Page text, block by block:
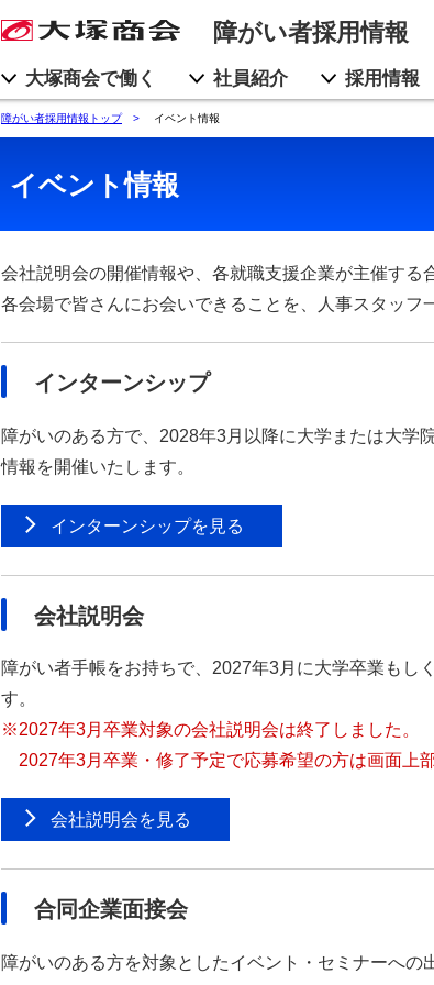
障がい者採用情報
大塚商会で働く 社員紹介 採用情報
イベント情報
障がい者採用情報トップ イベント情報
会社説明会の開催情報や、各就職支援企業が主催する
各会場で皆さんにお会いできることを、人事スタッフ
インターンシップ
障がいのある方で、2028年3月以降に大学または大学
情報を開催いたします。
インターンシップを見る
会社説明会
障がい者手帳をお持ちで、2027年3月に大学卒業もし
す。
※2027年3月卒業対象の会社説明会は終了しました。
2027年3月卒業・修了予定で応募希望の方は画面上
会社説明会を見る
合同企業面接会
障がいのある方を対象としたイベント・セミナーへの